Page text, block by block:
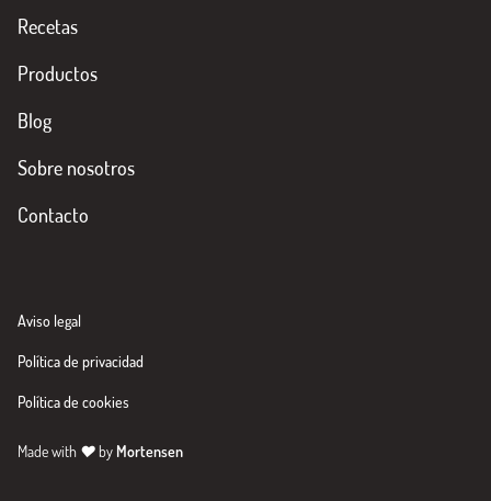
Recetas
Productos
Blog
Sobre nosotros
Contacto
Aviso legal
Política de privacidad
Política de cookies
Made with ♥by Mortensen